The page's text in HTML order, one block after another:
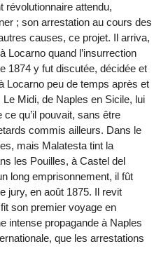
révolutionnaire attendu,
; son arrestation au cours des
causes, ce projet. Il arriva,
Locarno quand l’insurrection
1874 y fut discutée, décidée et
Locarno peu de temps après et
Midi, de Naples en Sicile, lui
qu’il pouvait, sans être
commis ailleurs. Dans le
mais Malatesta tint la
les Pouilles, à Castel del
long emprisonnement, il fût
jury, en août 1875. Il revit
son premier voyage en
intense propagande à Naples
que les arrestations